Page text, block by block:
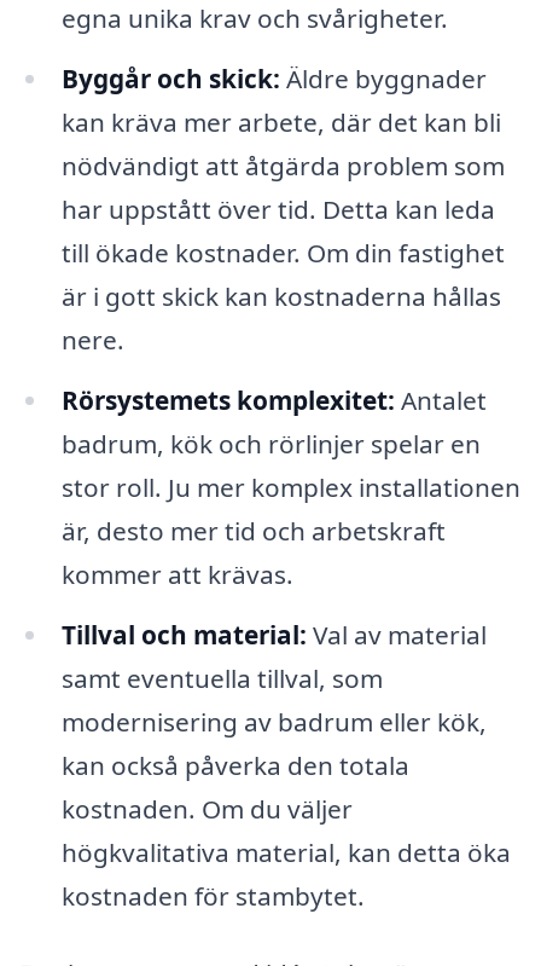
egna unika krav och svårigheter.
Byggår och skick: Äldre byggnader
kan kräva mer arbete, där det kan bli
nödvändigt att åtgärda problem som
har uppstått över tid. Detta kan leda
till ökade kostnader. Om din fastighet
är i gott skick kan kostnaderna hållas
nere.
Rörsystemets komplexitet: Antalet
badrum, kök och rörlinjer spelar en
stor roll. Ju mer komplex installationen
är, desto mer tid och arbetskraft
kommer att krävas.
Tillval och material: Val av material
samt eventuella tillval, som
modernisering av badrum eller kök,
kan också påverka den totala
kostnaden. Om du väljer
högkvalitativa material, kan detta öka
kostnaden för stambytet.